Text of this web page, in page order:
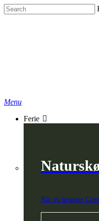
Skip
to
search
Menu
Ferie
Når du besøger